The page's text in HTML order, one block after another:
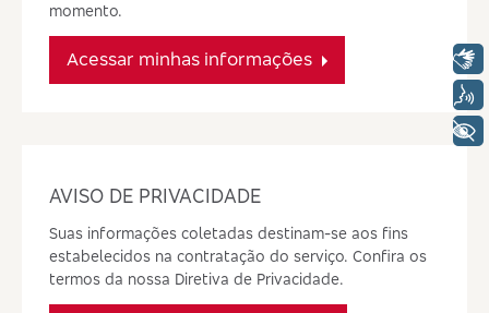
momento.
Acessar minhas informações
AVISO DE PRIVACIDADE
Suas informações coletadas destinam-se aos fins
estabelecidos na contratação do serviço. Confira os
termos da nossa Diretiva de Privacidade.